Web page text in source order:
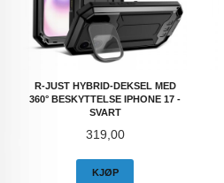
R-JUST HYBRID-DEKSEL MED
360° BESKYTTELSE IPHONE 17 -
SVART
Pris
319,00
KJØP